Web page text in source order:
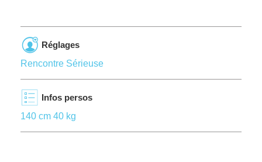
Réglages
Rencontre Sérieuse
Infos persos
140 cm 40 kg